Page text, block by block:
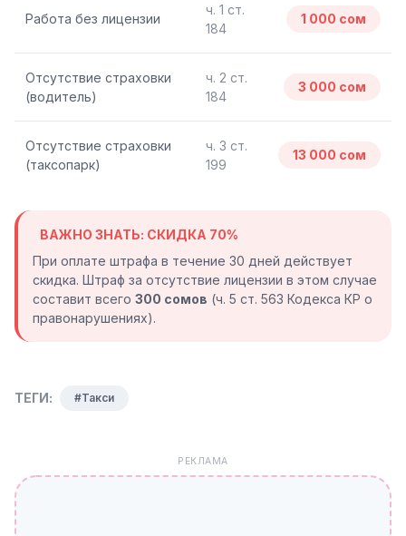
Работа без лицензии
ч. 1 ст.
184
1 000 сом
Отсутствие страховки
(водитель)
ч. 2 ст.
184
3 000 сом
Отсутствие страховки
(таксопарк)
ч. 3 ст.
199
13 000 сом
ВАЖНО ЗНАТЬ: СКИДКА 70%
При оплате штрафа в течение 30 дней действует
скидка. Штраф за отсутствие лицензии в этом случае
составит всего 300 сомов (ч. 5 ст. 563 Кодекса КР о
правонарушениях).
ТЕГИ: #Такси
РЕКЛАМА